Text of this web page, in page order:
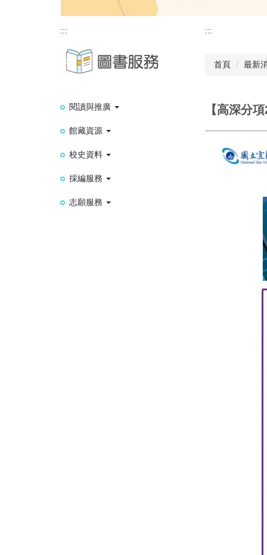
:::
閱讀與推廣
館藏資源
校史資料
採編服務
志願服務
:::
首頁 最新
【高深分